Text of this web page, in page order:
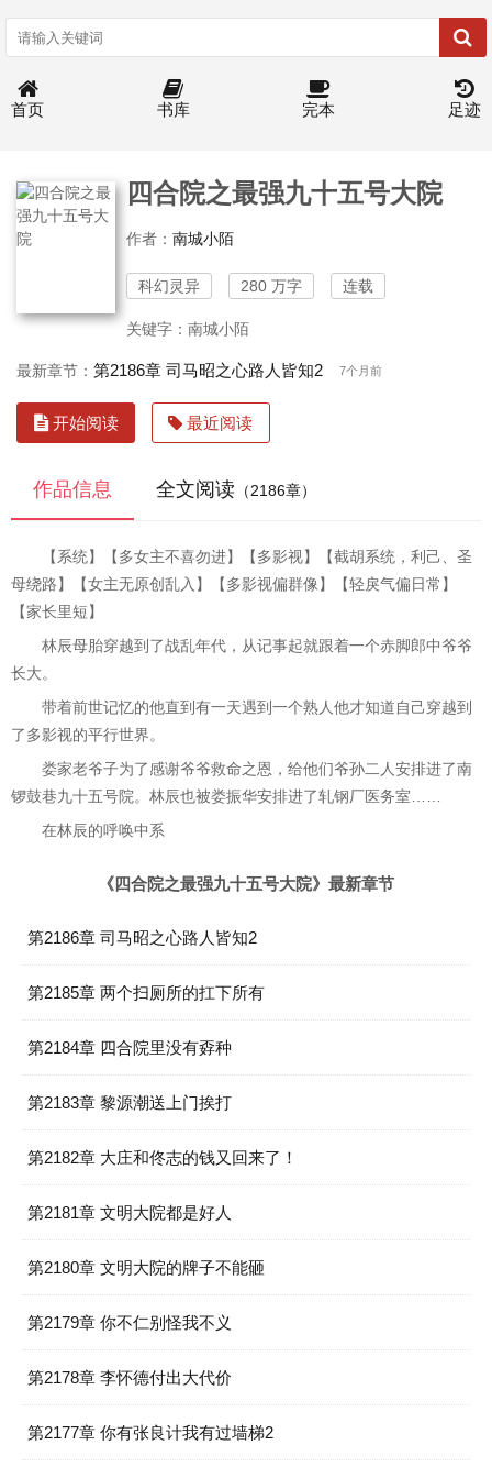
首页 书库 完本 足迹
四合院之最强九十五号大院
作者： 南城小陌
科幻灵异 280 万字 连载
关键字：南城小陌
最新章节： 第2186章 司马昭之心路人皆知2 7个月前
开始阅读 最近阅读
作品信息 全文阅读 （2186章）
【系统】【多女主不喜勿进】【多影视】【截胡系统，利己、圣
母绕路】【女主无原创乱入】【多影视偏群像】【轻戾气偏日常】
【家长里短】
林辰母胎穿越到了战乱年代，从记事起就跟着一个赤脚郎中爷爷
长大。
带着前世记忆的他直到有一天遇到一个熟人他才知道自己穿越到
了多影视的平行世界。
娄家老爷子为了感谢爷爷救命之恩，给他们爷孙二人安排进了南
锣鼓巷九十五号院。林辰也被娄振华安排进了轧钢厂医务室……
在林辰的呼唤中系
《四合院之最强九十五号大院》最新章节
第2186章 司马昭之心路人皆知2
第2185章 两个扫厕所的扛下所有
第2184章 四合院里没有孬种
第2183章 黎源潮送上门挨打
第2182章 大庄和佟志的钱又回来了！
第2181章 文明大院都是好人
第2180章 文明大院的牌子不能砸
第2179章 你不仁别怪我不义
第2178章 李怀德付出大代价
第2177章 你有张良计我有过墙梯2